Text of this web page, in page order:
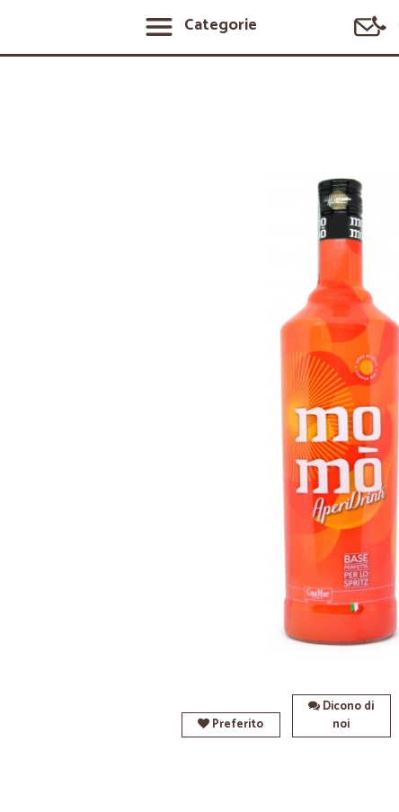
Categorie
Preferito
Dicono di
noi